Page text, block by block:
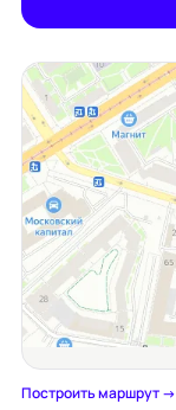
Построить маршрут →